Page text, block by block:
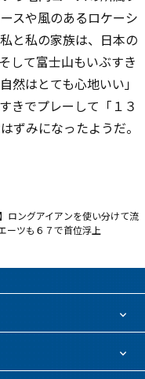
スや風のあるロケーシ
と私の家族は、日本の
して富士山もいぶすき
然はとても心地いい」
きでプレーして「１３
ずみになったようだ。
ロングアイアンを使い分けて流
ーツも６７で首位浮上